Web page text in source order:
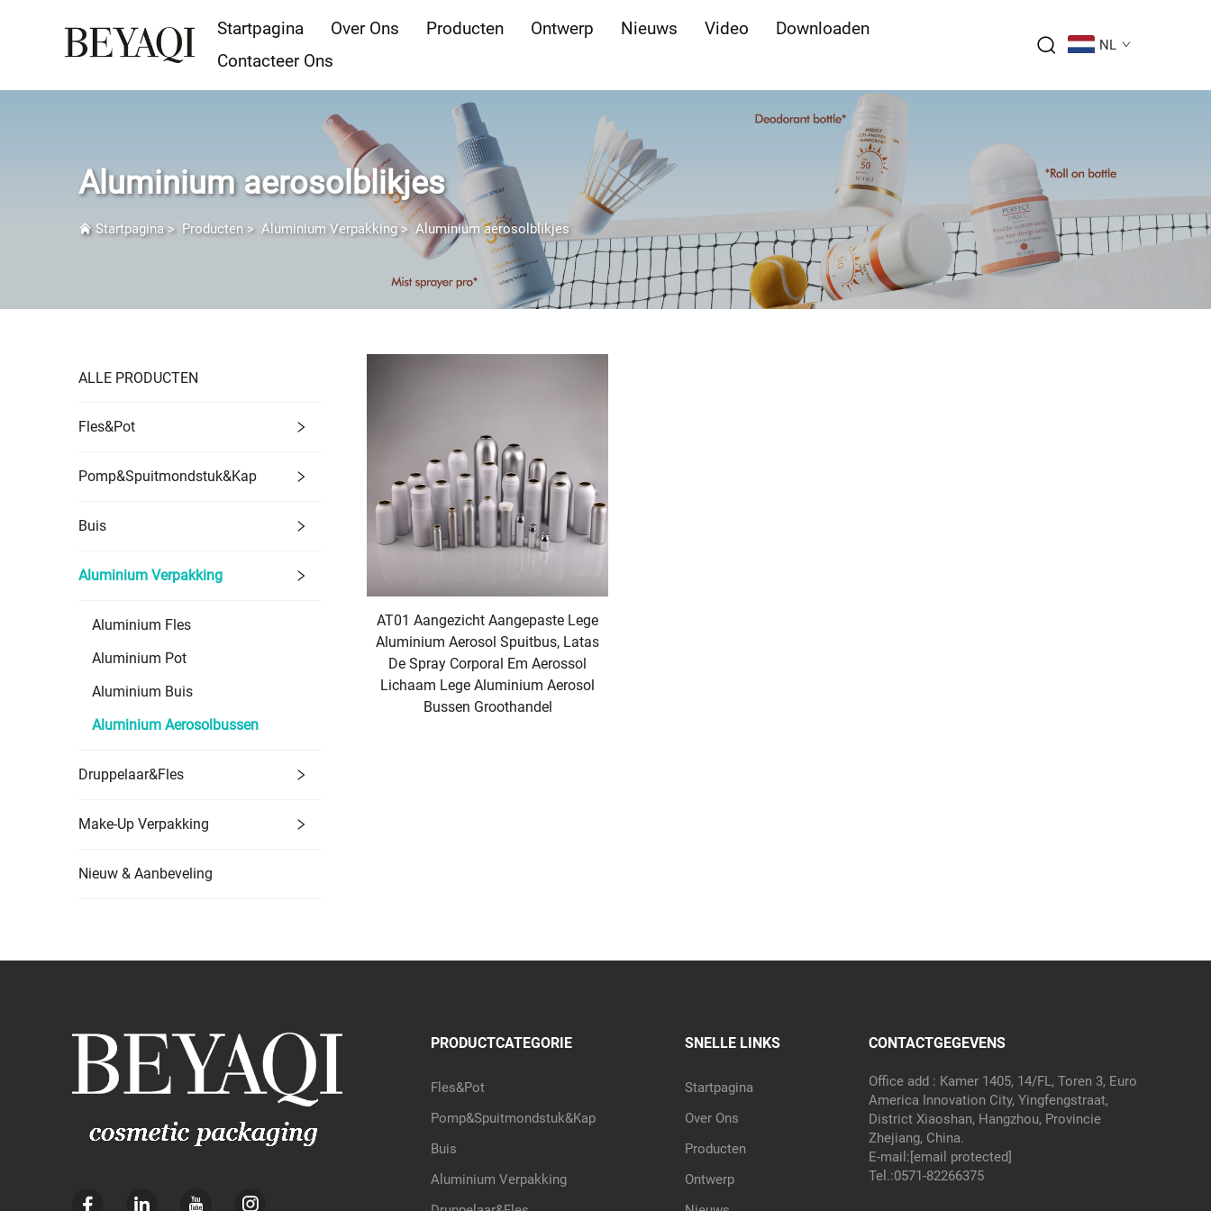
Startpagina Over Ons Producten Ontwerp Nieuws Video
Downloaden
Contacteer Ons
NL
Aluminium aerosolblikjes
Startpagina> Producten> Aluminium Verpakking> Aluminium aerosolblikjes
ALLE PRODUCTEN
Fles&Pot
Pomp&Spuitmondstuk&Kap
Buis
Aluminium Verpakking
Aluminium Fles
Aluminium Pot
Aluminium Buis
Aluminium Aerosolbussen
Druppelaar&Fles
Make-Up Verpakking
Nieuw & Aanbeveling
AT01 Aangezicht Aangepaste Lege
Aluminium Aerosol Spuitbus, Latas
De Spray Corporal Em Aerossol
Lichaam Lege Aluminium Aerosol
Bussen Groothandel
PRODUCTCATEGORIE
Fles&Pot
Pomp&Spuitmondstuk&Kap
Buis
Aluminium Verpakking
SNELLE LINKS
Startpagina
Over Ons
Producten
Ontwerp
CONTACTGEGEVENS
Office add : Kamer 1405, 14/FL, Toren 3, Euro
America Innovation City, Yingfengstraat,
District Xiaoshan, Hangzhou, Provincie
Zhejiang, China.
E-mail:[email protected]
Tel.:0571-82266375